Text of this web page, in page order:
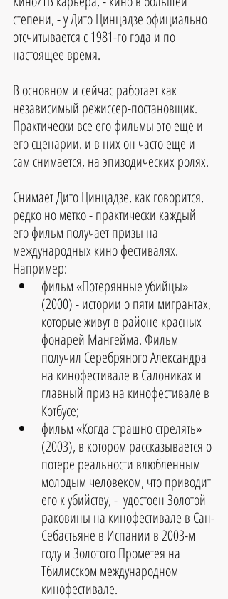
степени, - у Дито Цинцадзе официально
отсчитывается с 1981-го года и по
настоящее время.
В основном и сейчас работает как
независимый режиссер-постановщик.
Практически все его фильмы это еще и
его сценарии. и в них он часто еще и
сам снимается, на эпизодических ролях.
Снимает Дито Цинцадзе, как говорится,
редко но метко - практически каждый
его фильм получает призы на
международных кино фестивалях.
Например:
фильм «Потерянные убийцы»
(2000) - истории о пяти мигрантах,
которые живут в районе красных
фонарей Мангейма. Фильм
получил Серебряного Александра
на кинофестивале в Салониках и
главный приз на кинофестивале в
Котбусе;
фильм «Когда страшно стрелять»
(2003), в котором рассказывается о
потере реальности влюбленным
молодым человеком, что приводит
его к убийству, -  удостоен Золотой
раковины на кинофестивале в Сан-
Себастьяне в Испании в 2003-м
году и Золотого Прометея на
Тбилисском международном
кинофестивале.